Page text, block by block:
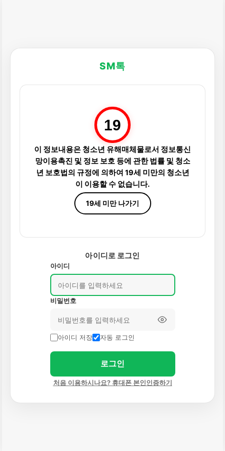
SM톡
19
이 정보내용은 청소년 유해매체물로서 정보통신
망이용촉진 및 정보 보호 등에 관한 법률 및 청소
년 보호법의 규정에 의하여 19세 미만의 청소년
이 이용할 수 없습니다.
19세 미만 나가기
아이디로 로그인
아이디
비밀번호
아이디 저장 자동 로그인
로그인
처음 이용하시나요? 휴대폰 본인인증하기